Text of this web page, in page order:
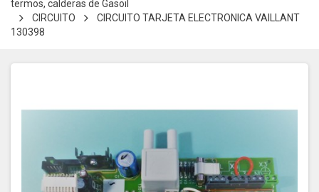
termos, calderas de Gasoil
CIRCUITO
CIRCUITO TARJETA ELECTRONICA VAILLANT
130398